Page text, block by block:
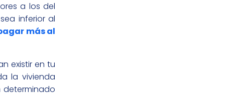
a los del
inferior al
más al
existir en tu
la vivienda